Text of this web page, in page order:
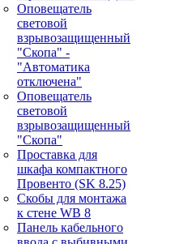
Оповещатель
световой
взрывозащищенный
"Скопа" -
"Автоматика
отключена"
Оповещатель
световой
взрывозащищенный
"Скопа"
Проставка для
шкафа компактного
Провенто (SK 8.25)
Скобы для монтажа
к стене WB 8
Панель кабельного